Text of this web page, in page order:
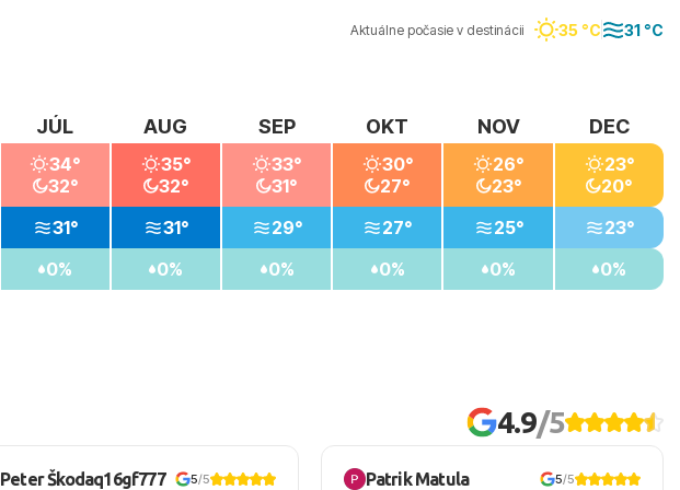
Aktuálne počasie v destinácii 35 °C 31 °C
JÚL
34°
32°
31°
0%
AUG
35°
32°
31°
0%
SEP
33°
31°
29°
0%
OKT
30°
27°
27°
0%
NOV
26°
23°
25°
0%
DEC
23°
20°
23°
0%
4.9/5
Peter Škodaq16gf777 5/5 Patrik Matula 5/5